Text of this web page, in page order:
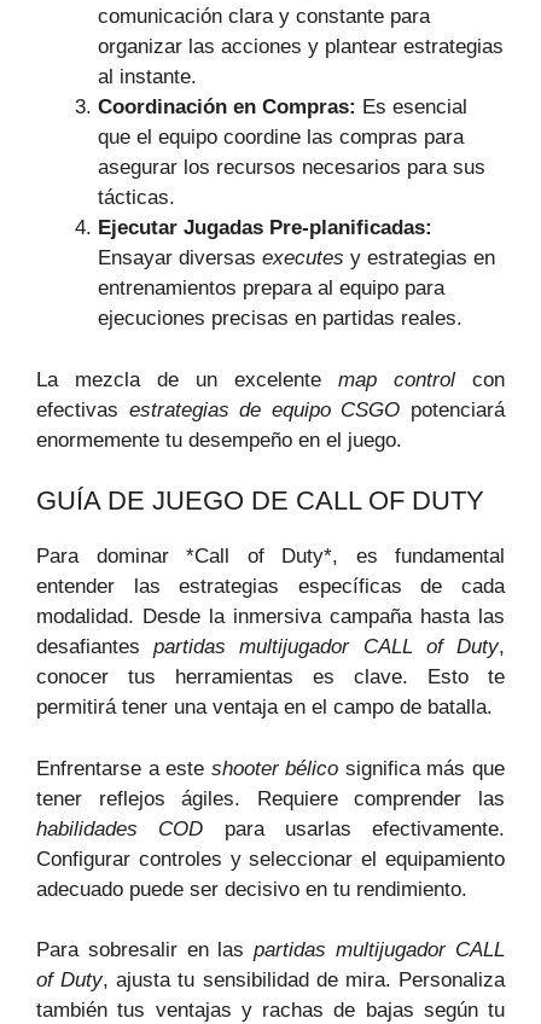
comunicación clara y constante para
organizar las acciones y plantear estrategias
al instante.
Coordinación en Compras: Es esencial
que el equipo coordine las compras para
asegurar los recursos necesarios para sus
tácticas.
Ejecutar Jugadas Pre-planificadas:
Ensayar diversas executes y estrategias en
entrenamientos prepara al equipo para
ejecuciones precisas en partidas reales.
La mezcla de un excelente map control con
efectivas estrategias de equipo CSGO potenciará
enormemente tu desempeño en el juego.
GUÍA DE JUEGO DE CALL OF DUTY
Para dominar *Call of Duty*, es fundamental
entender las estrategias específicas de cada
modalidad. Desde la inmersiva campaña hasta las
desafiantespartidas multijugador CALL of Duty,
conocer tus herramientas es clave. Esto te
permitirá tener una ventaja en el campo de batalla.
Enfrentarse a este shooter bélico significa más que
tener reflejos ágiles. Requiere comprender las
habilidades COD para usarlas efectivamente.
Configurar controles y seleccionar el equipamiento
adecuado puede ser decisivo en tu rendimiento.
Para sobresalir en laspartidas multijugador CALL
of Duty, ajusta tu sensibilidad de mira. Personaliza
también tus ventajas y rachas de bajas según tu